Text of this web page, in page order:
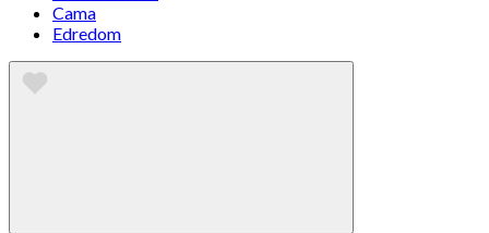
Cama
Edredom